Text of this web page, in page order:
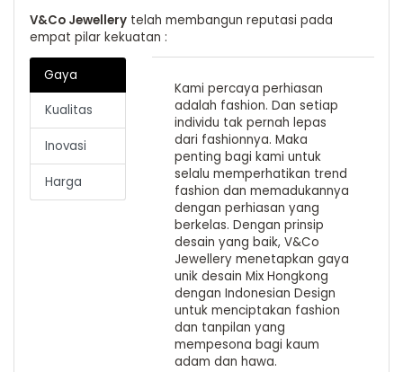
V&Co Jewellerytelah membangun reputasi pada
empat pilar kekuatan :
Gaya
Kualitas
Inovasi
Harga
Kami percaya perhiasan
adalah fashion. Dan setiap
individu tak pernah lepas
dari fashionnya. Maka
penting bagi kami untuk
selalu memperhatikan trend
fashion dan memadukannya
dengan perhiasan yang
berkelas. Dengan prinsip
desain yang baik, V&Co
Jewellery menetapkan gaya
unik desain Mix Hongkong
dengan Indonesian Design
untuk menciptakan fashion
dan tanpilan yang
mempesona bagi kaum
adam dan hawa.